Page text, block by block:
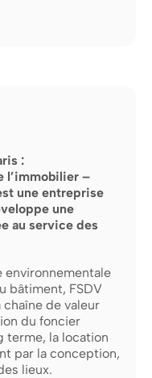
:
l’immobilier –
une entreprise
une
au service des
environnementale
bâtiment, FSDV
de valeur
du foncier
terme, la location
par la conception,
lieux.